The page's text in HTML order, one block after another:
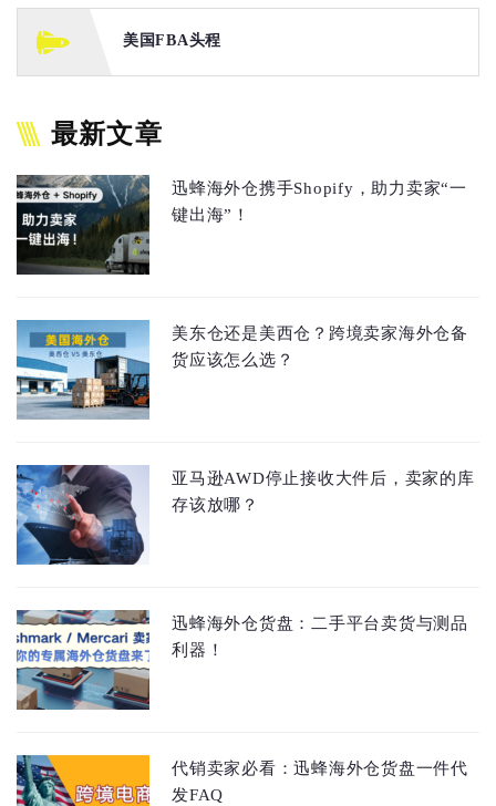
美国FBA头程
最新文章
迅蜂海外仓携手Shopify，助力卖家“一
键出海”！
美东仓还是美西仓？跨境卖家海外仓备
货应该怎么选？
亚马逊AWD停止接收大件后，卖家的库
存该放哪？
迅蜂海外仓货盘：二手平台卖货与测品
利器！
代销卖家必看：迅蜂海外仓货盘一件代
发FAQ